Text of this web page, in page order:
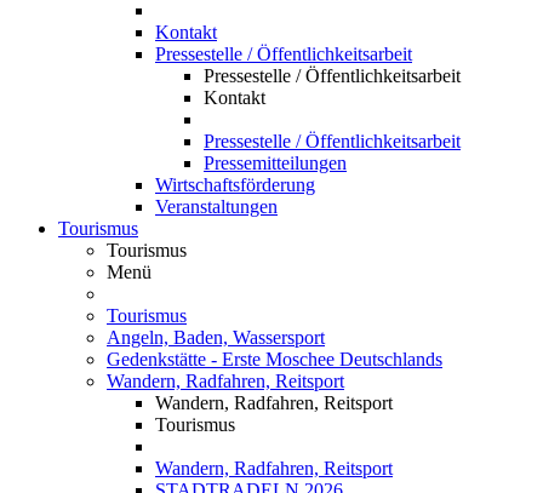
Kontakt
Pressestelle / Öffentlichkeitsarbeit
Pressestelle / Öffentlichkeitsarbeit
Kontakt
Pressestelle / Öffentlichkeitsarbeit
Pressemitteilungen
Wirtschaftsförderung
Veranstaltungen
Tourismus
Tourismus
Menü
Tourismus
Angeln, Baden, Wassersport
Gedenkstätte - Erste Moschee Deutschlands
Wandern, Radfahren, Reitsport
Wandern, Radfahren, Reitsport
Tourismus
Wandern, Radfahren, Reitsport